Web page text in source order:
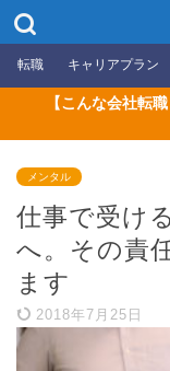
転職 キャリアプラン
【こんな会社転
メンタル
仕事で受け
へ。その責
ます
2018年7月25日